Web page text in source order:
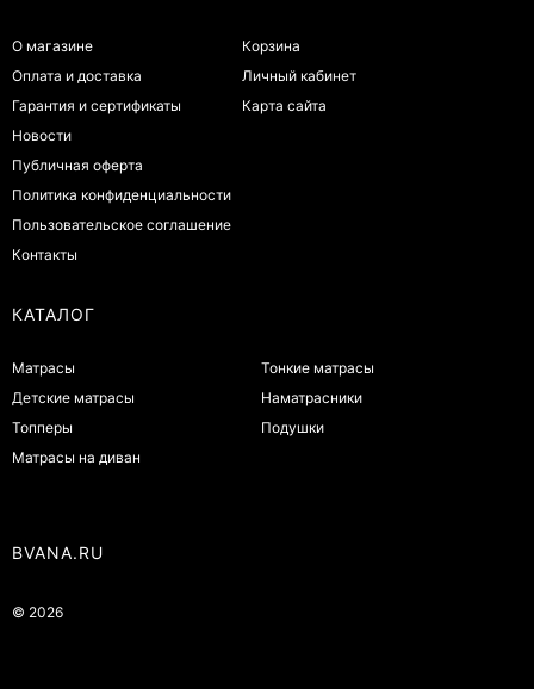
О магазине
Оплата и доставка
Гарантия и сертификаты
Новости
Публичная оферта
Политика конфиденциальности
Пользовательское соглашение
Контакты
Корзина
Личный кабинет
Карта сайта
КАТАЛОГ
Матрасы
Детские матрасы
Топперы
Матрасы на диван
Тонкие матрасы
Наматрасники
Подушки
BVANA.RU
© 2026